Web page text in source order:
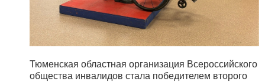
Тюменская областная организация Всероссийского
общества инвалидов стала победителем второго